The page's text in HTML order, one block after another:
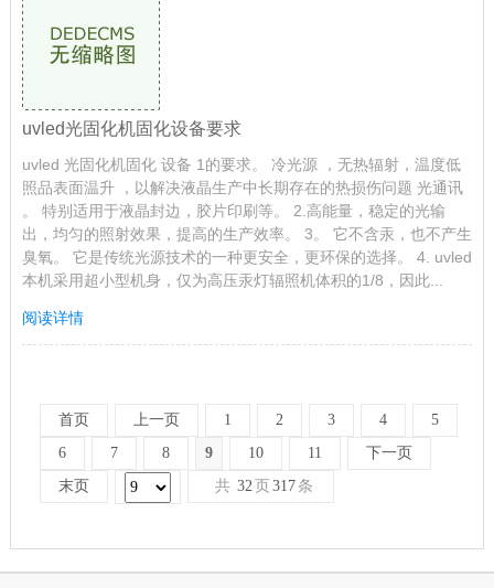
阅读详情
uvled光源传统的UV固化机之间的本质区别是什么？
uvled 光源 与传统的UV固化机之间的本质区别是什么？ 1， uvled
与传统的UV固化设备相比，UV固化过程产生的热量更少，冷却设
换UV LED灯，在需要时将其打开，在不需要时将其关闭。，可以
节省能源并降低成本。 3. UV led固化箱印刷过程的稳定性：油墨
的传输速率，网络生长速率不会随速度，时间和温度而变化。 4.快
干...
阅读详情
uvled光固化机固化设备要求
uvled 光固化机固化 设备 1的要求。 冷光源 ，无热辐射，温度低
。 特别适用于液晶封边，胶片印刷等。 2.高能量，稳定的光输
出，均匀的照射效果，提高的生产效率。 3。 它不含汞，也不产生